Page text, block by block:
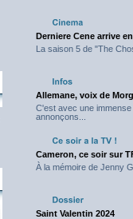
Derniere Cene arrive
La saison 5 de "The
Allemane, voix de
C'est avec une
annonçons...
Cameron, ce soir sur
À la mémoire de Jenny
Saint Valentin 2024